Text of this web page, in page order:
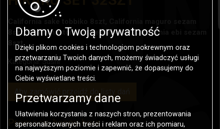
8szt, California tomago sezam 8szt, California ebi sezam
8szt
Kategoria: Sushi
Aby zamówić przejdź do listy dań
Promocje happy-hour
Dbamy o Twoją prywatność
Dzięki plikom cookies i technologiom pokrewnym oraz
przetwarzaniu Twoich danych, możemy świadczyć usługi
na najwyższym poziomie i zapewnić, że dopasujemy do
Ciebie wyświetlane treści.
Przetwarzamy dane
Ułatwienia korzystania z naszych stron, prezentowania
spersonalizowanych treści i reklam oraz ich pomiaru,